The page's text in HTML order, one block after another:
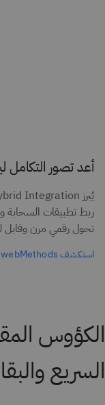
أعد تصور التكامل
ربط تطبيقات السحابة
تحول رقمي مرن وقابل
استكشف IBM webMethods
الكؤوس
السريع